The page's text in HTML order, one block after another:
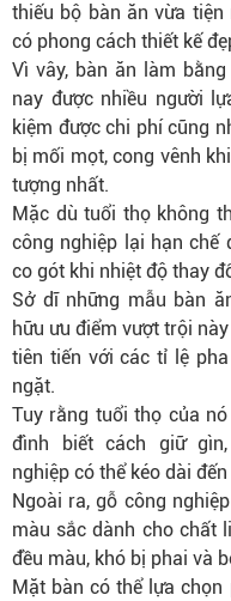
thiếu bộ bàn ăn vừa tiện
có phong cách thiết kế
Vì vây, bàn ăn làm
nay được nhiều người
kiệm được chi phí cũng
bị mối mọt, cong vênh
tượng nhất.
Mặc dù tuổi thọ không
công nghiệp lại hạn chế
co gót khi nhiệt độ thay
Sở dĩ những mẫu bàn
hữu ưu điểm vượt trội
tiên tiến với các tỉ lệ
ngặt.
Tuy rằng tuổi thọ của
đình biết cách giữ
nghiệp có thể kéo dài
Ngoài ra, gỗ công
màu sắc dành cho chất
đều màu, khó bị phai và
Mặt bàn có thể lựa